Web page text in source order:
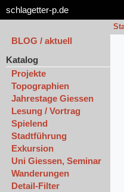
schlagetter-p.de
BLOG / aktuell
Katalog
Projekte
Topographien
Jahrestage Giessen
Lesung / Vortrag
Spielend
Stadtführung
Exkursion
Uni Giessen, Seminar
Wanderungen
Detail-Filter